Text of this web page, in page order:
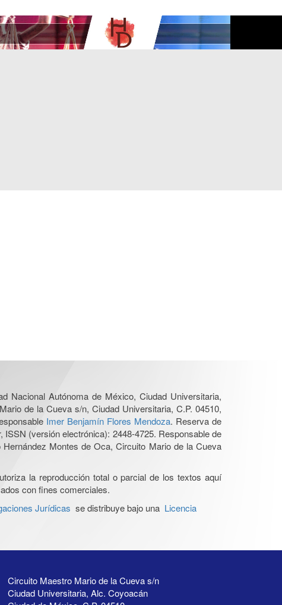
Nacional Autónoma de México, Ciudad Universitaria,
de la Cueva s/n, Ciudad Universitaria, C.P. 04510,
Imer Benjamín Flores Mendoza. Reserva de
(versión electrónica): 2448-4725. Responsable de
Montes de Oca, Circuito Mario de la Cueva
la reproducción total o parcial de los textos aquí
con fines comerciales.
Jurídicas se distribuye bajo una Licencia
Circuito Maestro Mario de la Cueva s/n
Ciudad Universitaria, Alc. Coyoacán